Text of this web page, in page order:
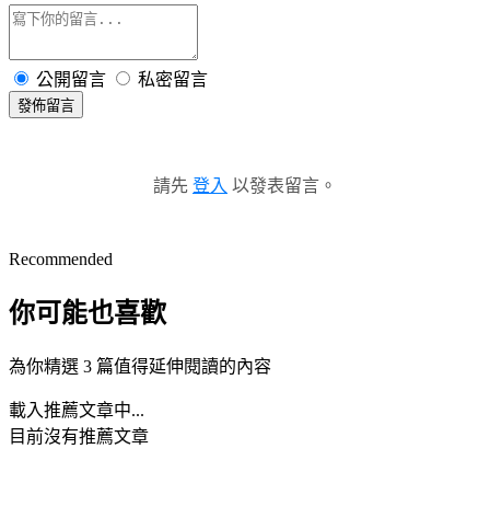
公開留言 私密留言
發佈留言
請先 登入 以發表留言。
Recommended
你可能也喜歡
為你精選 3 篇值得延伸閱讀的內容
載入推薦文章中...
目前沒有推薦文章